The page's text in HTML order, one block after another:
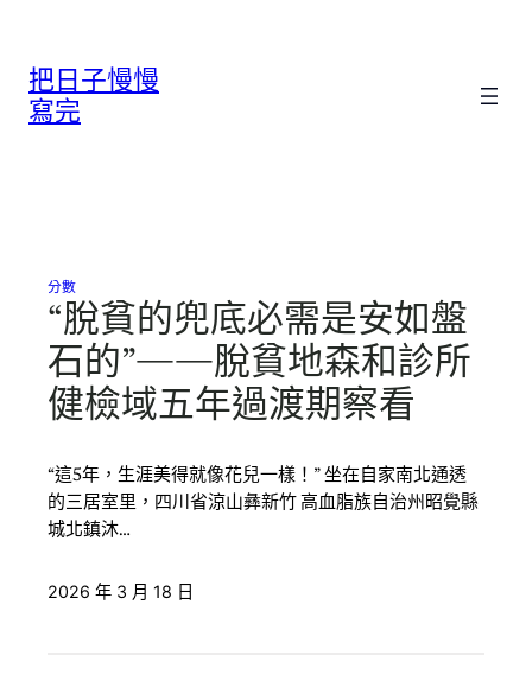
把日子慢慢
寫完
分數
“脫貧的兜底必需是安如盤
石的”——脫貧地森和診所
健檢域五年過渡期察看
“這5年，生涯美得就像花兒一樣！” 坐在自家南北通透
的三居室里，四川省涼山彝新竹 高血脂族自治州昭覺縣
城北鎮沐…
2026 年 3 月 18 日